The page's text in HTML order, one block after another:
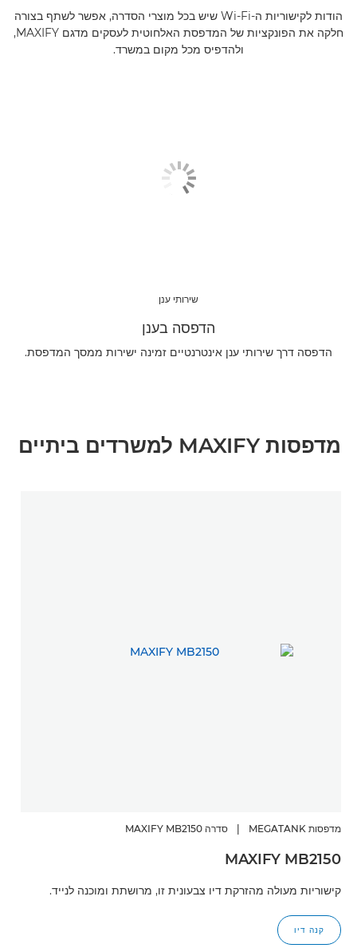
הודות לקישוריות ה-Wi-Fi שיש בכל מוצרי הסדרה, אפשר לשתף בצורה
חלקה את הפונקציות של המדפסת האלחוטית לעסקים מדגם MAXIFY,
ולהדפיס מכל מקום במשרד.
שירותי ענן
הדפסה בענן
הדפסה דרך שירותי ענן אינטרנטיים זמינה ישירות ממסך המדפסת.
מדפסות MAXIFY למשרדים ביתיים
מדפסות MEGATANK סדרה MAXIFY MB2150
MAXIFY MB2150
קישוריות מעולה מהזרקת דיו צבעונית זו, מרושתת ומוכנה לנייד.
קנה דיו